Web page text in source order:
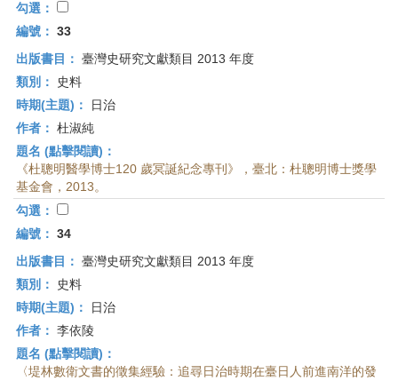
勾選：
編號： 33
出版書目： 臺灣史研究文獻類目 2013 年度
類別：
史料
時期(主題)：
日治
作者： 杜淑純
題名 (點擊閱讀)：
《杜聰明醫學博士120 歲冥誕紀念專刊》，臺北：杜聰明博士獎學
基金會，2013。
勾選：
編號： 34
出版書目： 臺灣史研究文獻類目 2013 年度
類別：
史料
時期(主題)：
日治
作者： 李依陵
題名 (點擊閱讀)：
〈堤林數衛文書的徵集經驗：追尋日治時期在臺日人前進南洋的發